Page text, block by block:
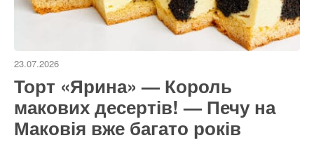
23.07.2026
Торт «Ярина» — Король
макових десертів! — Печу на
Маковія вже багато років